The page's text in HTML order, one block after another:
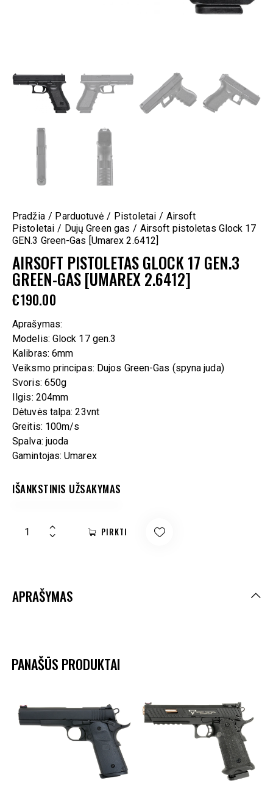
Pradžia Parduotuvė Pistoletai
Airsoft
Pistoletai
Dujų Green gas
Airsoft pistoletas Glock 17
GEN.3 Green-Gas [Umarex 2.6412]
AIRSOFT PISTOLETAS GLOCK 17 GEN.3
GREEN-GAS [UMAREX 2.6412]
€190.00
Aprašymas:
Modelis: Glock 17 gen.3
Kalibras: 6mm
Veiksmo principas: Dujos Green-Gas (spyna juda)
Svoris: 650g
Ilgis: 204mm
Dėtuvės talpa: 23vnt
Greitis: 100m/s
Spalva: juoda
Gamintojas: Umarex
IŠANKSTINIS UŽSAKYMAS
PIRKTI
APRAŠYMAS
PANAŠŪS PRODUKTAI